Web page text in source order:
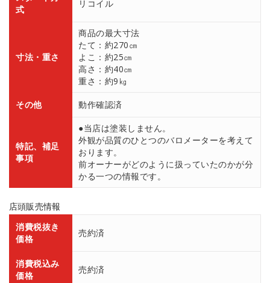
式
リコイル
寸法・重さ
商品の最大寸法
たて：約270㎝
よこ：約25㎝
高さ：約40㎝
重さ：約9㎏
その他 動作確認済
特記、補足
事項
●当店は塗装しません。
外観が品質のひとつのバロメーターを考えて
おります。
前オーナーがどのように扱っていたのかが分
かる一つの情報です。
店頭販売情報
消費税抜き
価格
売約済
消費税込み
価格
売約済